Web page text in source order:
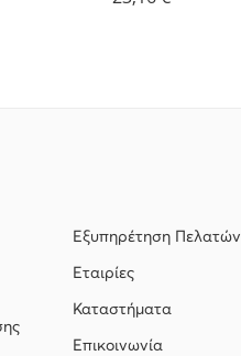
Εξυπηρέτηση Πελατών
Εταιρίες
Καταστήματα
Επικοινωνία